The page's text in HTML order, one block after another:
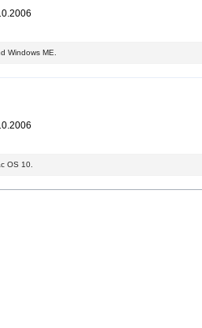
Windows ME.
OS 10.